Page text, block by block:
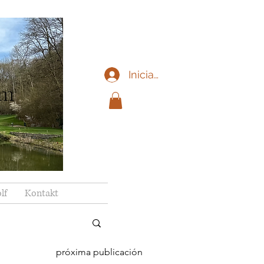
Iniciar sesión
Kontakt
próxima publicación